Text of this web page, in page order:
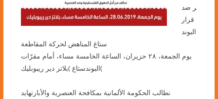
ر ضد
قرار
البوند
ستاغ المناهض لحركة المقاطعة
يوم الجمعة، ٢٨ حزيران، الساعة الخامسة مساء، أمام مقرّات
البوندستاغ )بلاتز دير ريبوبليك(
نطالب الحكومة الألمانية بمكافحة العنصرية والأبارتهايد